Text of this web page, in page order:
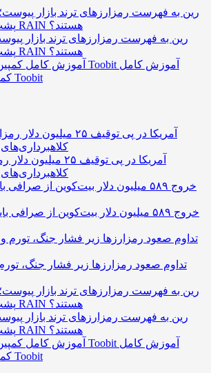
رین به فهرست رمزارزهای ترند بازار
پشت صعود قیمت RAIN هستند؟
آموزش کامل
کمپین جام جهانی Toobit
آمریکا در پی توقیف ۲۵
خروج ۵۸۹ میلیون دلار بیت‌کوین از صرافی
تداوم صعود رمزارزها زیر فشار جنگ،
رین به فهرست رمزارزهای ترند بازار
پشت صعود قیمت RAIN هستند؟
آموزش کامل
کمپین جام جهانی Toobit